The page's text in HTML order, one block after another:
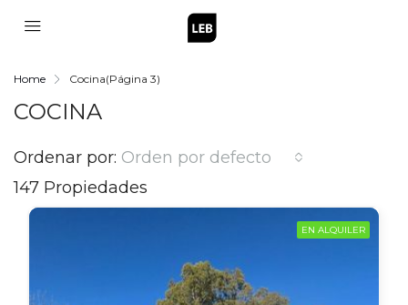
Home Cocina(Página 3)
COCINA
147 Propiedades
Ordenar por: Orden por defecto
EN ALQUILER